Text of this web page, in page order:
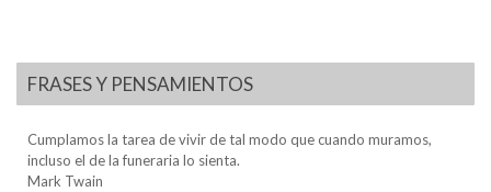
FRASES Y PENSAMIENTOS
Cumplamos la tarea de vivir de tal modo que cuando muramos,
incluso el de la funeraria lo sienta.
Mark Twain